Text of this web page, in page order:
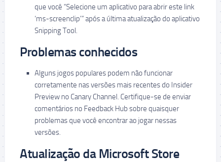
que você “Selecione um aplicativo para abrir este link
‘ms-screenclip’” após a última atualização do aplicativo
Snipping Tool.
Problemas conhecidos
Alguns jogos populares podem não funcionar
corretamente nas versões mais recentes do Insider
Preview no Canary Channel. Certifique-se de enviar
comentários no Feedback Hub sobre quaisquer
problemas que você encontrar ao jogar nessas
versões.
Atualização da Microsoft Store